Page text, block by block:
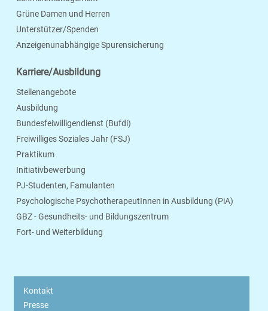
Grüne Damen und Herren
Unterstützer/Spenden
Anzeigenunabhängige Spurensicherung
Karriere/Ausbildung
Stellenangebote
Ausbildung
Bundesfeiwilligendienst (Bufdi)
Freiwilliges Soziales Jahr (FSJ)
Praktikum
Initiativbewerbung
PJ-Studenten, Famulanten
Psychologische PsychotherapeutInnen in Ausbildung (PiA)
GBZ - Gesundheits- und Bildungszentrum
Fort- und Weiterbildung
Kontakt
Presse